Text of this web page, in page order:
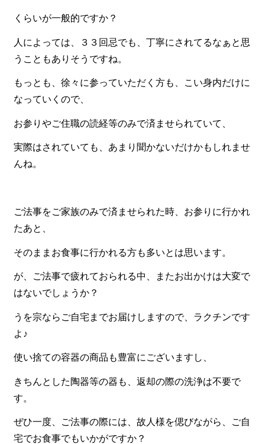
一品料理
お食い初め・お子様膳
無料貸し出し
ランキング
お知らせ
スタッフブログ
会社概要
サイトマップ
ログイン・マイページ
くらいが一般的ですか？
人によっては、３３回忌でも、丁寧にされてるなぁと思
うこともありそうですね。
もっとも、徐々に参っていただく方も、こい身内だけに
なっていくので、
お参りやご住職の読経等のみで済ませられていて、
実際はされていても、あまり聞かないだけかもしれませ
んね。
ご法事をご家族のみで済ませられた時、お参りに行かれ
たあと、
そのままお食事に行かれる方も多いとは思います。
が、ご法事で疲れておられる中、またお出かけは大変で
はないでしょうか？
うを宗ならご自宅までお届けしますので、ラクチンです
よ♪
使い捨ての容器の商品も豊富にございますし、
きちんとした陶器等の器も、返却の際の洗浄は不要で
す。
ぜひ一度、ご法事の際には、故人様を偲びながら、ご自
宅でお食事でもいかがですか？